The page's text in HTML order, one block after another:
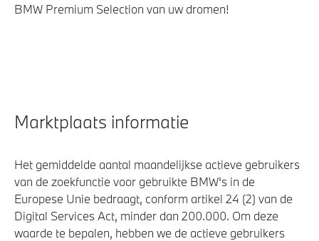
BMW Premium Selection van uw dromen!
Marktplaats informatie
Het gemiddelde aantal maandelijkse actieve gebruikers
van de zoekfunctie voor gebruikte BMW's in de
Europese Unie bedraagt, conform artikel 24 (2) van de
Digital Services Act, minder dan 200.000. Om deze
waarde te bepalen, hebben we de actieve gebruikers